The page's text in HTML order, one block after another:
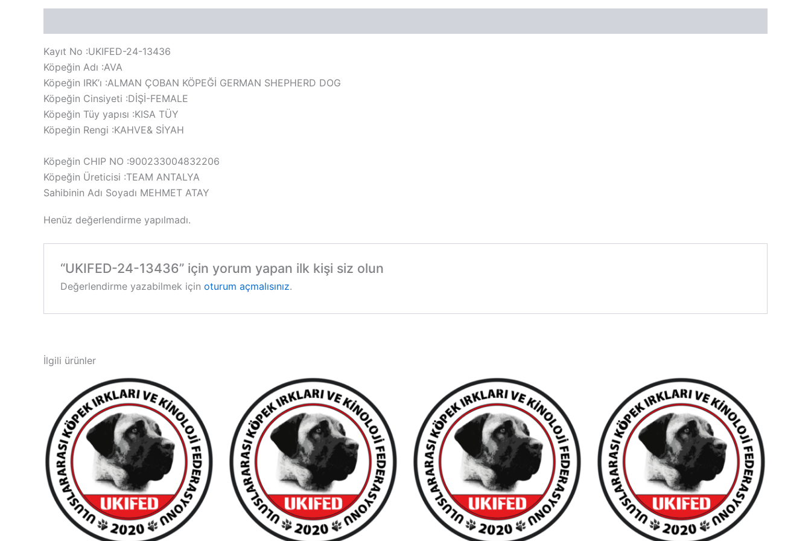
Kayıt No :UKIFED-24-13436
Köpeğin Adı :AVA
Köpeğin IRK’ı :ALMAN ÇOBAN KÖPEĞİ GERMAN SHEPHERD DOG
Köpeğin Cinsiyeti :DİŞİ-FEMALE
Köpeğin Tüy yapısı :KISA TÜY
Köpeğin Rengi :KAHVE& SİYAH
Köpeğin CHIP NO :900233004832206
Köpeğin Üreticisi :TEAM ANTALYA
Sahibinin Adı Soyadı MEHMET ATAY
Henüz değerlendirme yapılmadı.
“UKIFED-24-13436” için yorum yapan ilk kişi siz olun
Değerlendirme yazabilmek için oturum açmalısınız.
İlgili ürünler